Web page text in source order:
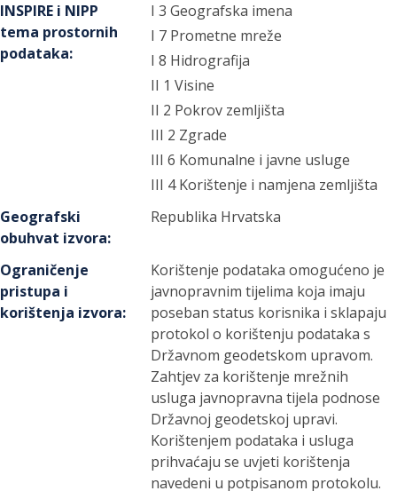
INSPIRE i NIPP
tema prostornih
podataka:
I 3 Geografska imena
I 7 Prometne mreže
I 8 Hidrografija
II 1 Visine
II 2 Pokrov zemljišta
III 2 Zgrade
III 6 Komunalne i javne usluge
III 4 Korištenje i namjena zemljišta
Geografski
obuhvat izvora:
Republika Hrvatska
Ograničenje
pristupa i
korištenja izvora:
Korištenje podataka omogućeno je
javnopravnim tijelima koja imaju
poseban status korisnika i sklapaju
protokol o korištenju podataka s
Državnom geodetskom upravom.
Zahtjev za korištenje mrežnih
usluga javnopravna tijela podnose
Državnoj geodetskoj upravi.
Korištenjem podataka i usluga
prihvaćaju se uvjeti korištenja
navedeni u potpisanom protokolu.